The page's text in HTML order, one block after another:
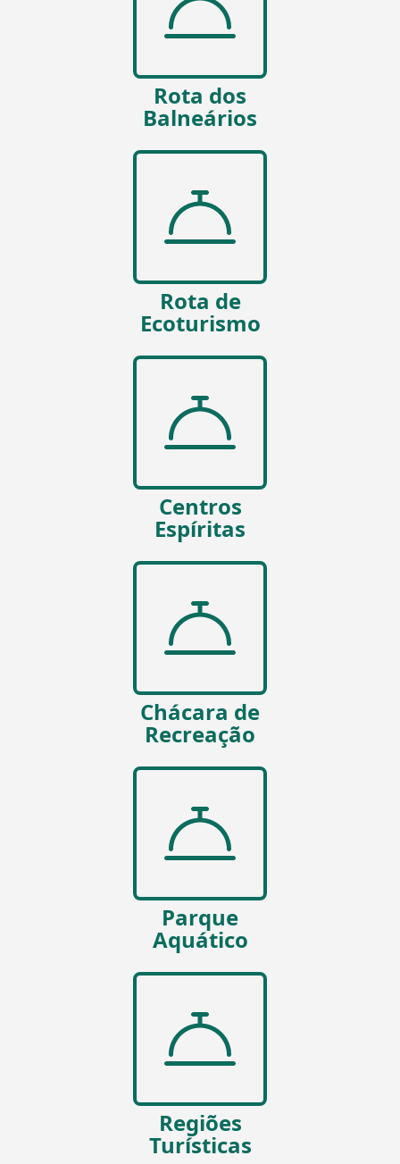
Rota dos
Balneários
Rota de
Ecoturismo
Centros
Espíritas
Chácara de
Recreação
Parque
Aquático
Regiões
Turísticas